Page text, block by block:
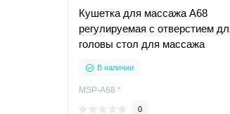
Кушетка для массажа А68
регулируемая с отверстием
головы стол для массажа
В наличии
MSP-A68 *
0